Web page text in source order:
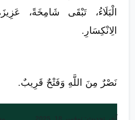
الْبَلَاءُ، تَبْقَى شَامِخَةً،
الِانْكِسَارِ.
نَصْرٌ مِنَ اللَّهِ وَفَتْحٌ قَرِيبٌ.